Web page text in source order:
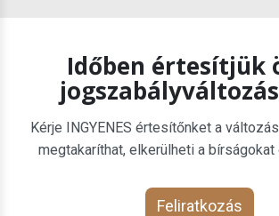
Időben értesítjük
Kérje INGYENES értesítőnket a
megtakaríthat, elkerülheti a
Feliratkozás